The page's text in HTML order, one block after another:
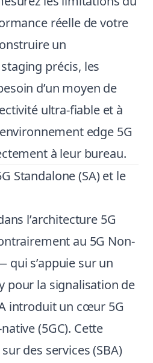
réelle de votre
un
précis, les
d’un moyen de
ultra-fiable et à
edge 5G
à leur bureau.
Standalone (SA) et le
l’architecture 5G
au 5G Non-
qui s’appuie sur un
pour la signalisation de
introduit un cœur 5G
(5GC). Cette
des services (SBA)